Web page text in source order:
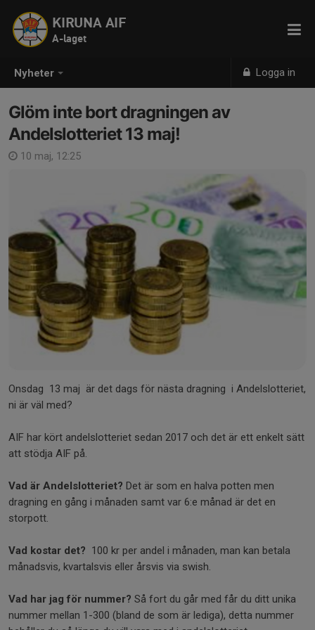
Nyheter Logga in
KIRUNA AIF
A-laget
Glöm inte bort dragningen av
Andelslotteriet 13 maj!
10 maj, 12:25
Onsdag 13 maj är det dags för nästa dragning i Andelslotteriet,
ni är väl med?
AIF har kört andelslotteriet sedan 2017 och det är ett enkelt sätt
att stödja AIF på.
Vad är Andelslotteriet? Det är som en halva potten men
dragning en gång i månaden samt var 6:e månad är det en
storpott.
Vad kostar det? 100 kr per andel i månaden, man kan betala
månadsvis, kvartalsvis eller årsvis via swish.
Vad har jag för nummer? Så fort du går med får du ditt unika
nummer mellan 1-300 (bland de som är lediga), detta nummer